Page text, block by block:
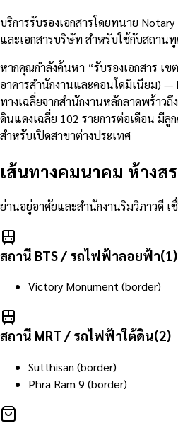
บริการรับรองเอกสารโดยทนาย
และเอกสารบริษัท สำหรับใช้กับสถาน
หากคุณกำลังค้นหา “รับรองเอกสาร เ
อาคารสำนักงานและคอนโดมิเนียม)
ทางเฉลี่ยจากสำนักงานหลักลาดพร้าว
ดินแดงเฉลี่ย 102 รายการต่อเดือน มีลู
สำหรับเปิดสาขาต่างประเทศ
เส้นทางคมนาคม ห้าง
ย่านอยู่อาศัยและสำนักงานริมวิภาวดี เ
สถานี BTS / รถไฟฟ้าลอยฟ้า(1)
Victory Monument (border)
สถานี MRT / รถไฟฟ้าใต้ดิน(2)
Sutthisan (border)
Phra Ram 9 (border)